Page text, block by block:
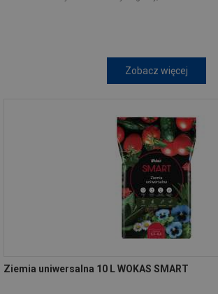
Zobacz więcej
Ziemia uniwersalna 10 L WOKAS SMART